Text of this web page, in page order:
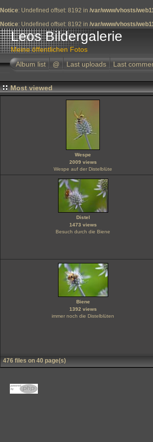
Notice: Undefined offset: 8192 in /var/www/vhosts/
Notice: Undefined offset: 8192 in /var/www/vhosts/
Leos Bildergalerie
Meine öffentlichen Fotos
Album list
@ Last uploads Last
Most viewed
Wespe
2009 views
Wespe auf der Distelblüte
Distel
1473 views
Besuch durch die Biene
Biene
1392 views
immer noch die Distelblüten
476 files on 40 page(s)